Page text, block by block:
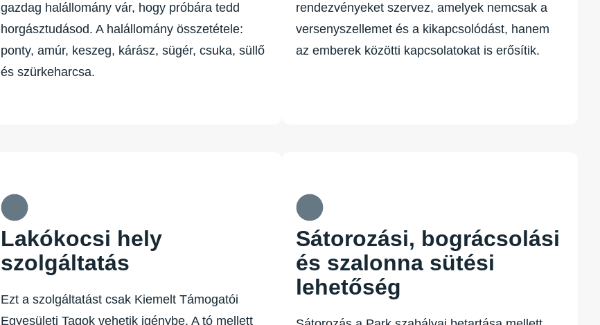
gazdag halállomány vár, hogy próbára tedd
horgásztudásod. A halállomány összetétele:
ponty, amúr, keszeg, kárász, sügér, csuka, süllő
és szürkeharcsa.
rendezvényeket szervez, amelyek nemcsak a
versenyszellemet és a kikapcsolódást, hanem
az emberek közötti kapcsolatokat is erősítik.
Lakókocsi hely
szolgáltatás
Ezt a szolgáltatást csak Kiemelt Támogatói
Egyesületi Tagok vehetik igénybe. A tó mellett
Sátorozási, bográcsolási
és szalonna sütési
lehetőség